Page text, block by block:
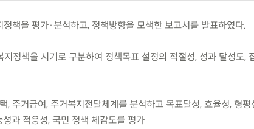
책을 평가·분석하고, 정책방향을 모색한 보고서를 발표하였다.
정책을 시기로 구분하여 정책목표 설정의 적절성, 성과 달성도,
, 주거급여, 주거복지전달체계를 분석하고 목표달성, 효율성, 형평
과 적응성, 국민 정책 체감도를 평가